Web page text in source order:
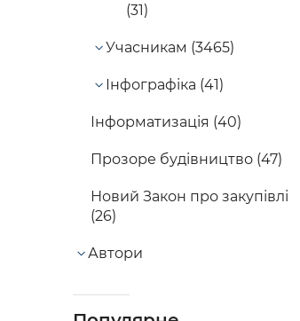
(31)
Учасникам (3465)
Інфографіка (41)
Інформатизація (40)
Прозоре будівництво (47)
Новий Закон про закупівлі
(26)
Автори